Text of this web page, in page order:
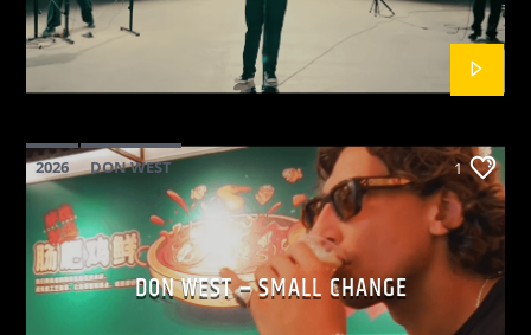
2026
DON WEST
MAINSQUARE FESTIVAL 2026
POP
1
DON WEST – SMALL CHANGE